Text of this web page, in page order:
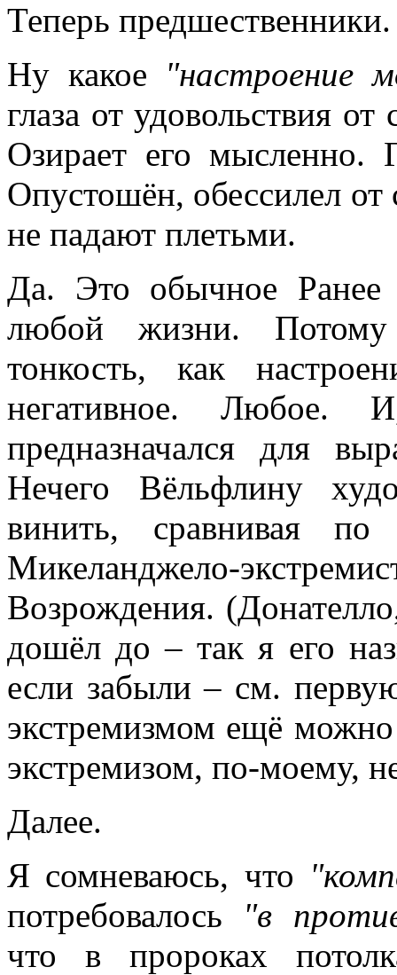
Теперь предшественники.
Ну какое
"настроение
глаза от удовольствия
Озирает его
Опустошён, обессилел от
не падают плетьми.
Да. Это обычное Ранее
любой жизни. Потому
тонкость, как
негативное. Любое.
предназначался для
Нечего Вёльфлину
винить, сравнивая
Микеланджело-
Возрождения.
дошёл до – так я его
если забыли – см.
экстремизмом ещё можно
экстремизом, по-моему,
Далее.
Я сомневаюсь, что
потребовалось
"в
что в пророках